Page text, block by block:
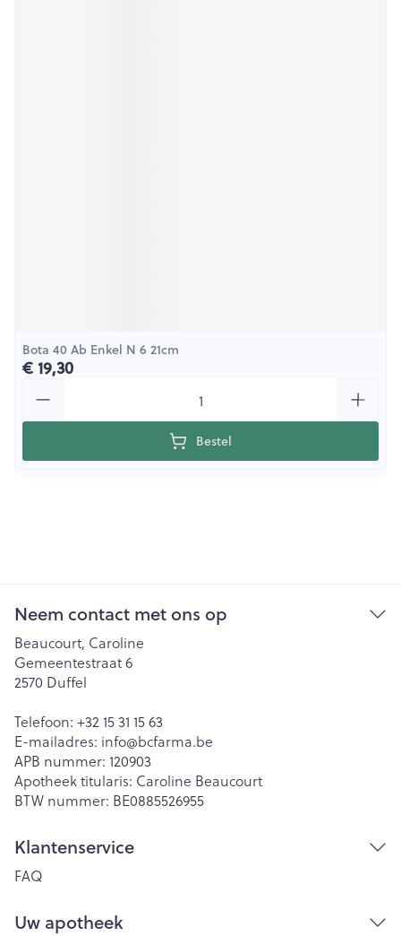
Bota 40 Ab Enkel N 6 21cm
€ 19,30
Bestel
Neem contact met ons op
Beaucourt, Caroline
Gemeentestraat 6
2570 Duffel
Telefoon: +32 15 31 15 63
E-mailadres: info@bcfarma.be
APB nummer: 120903
Apotheek titularis: Caroline Beaucourt
BTW nummer: BE0885526955
Klantenservice
FAQ
Uw apotheek